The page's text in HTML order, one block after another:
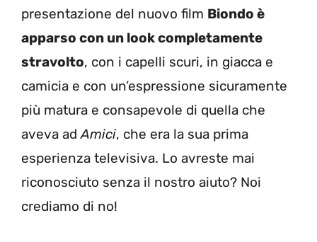
presentazione del nuovo film Biondo è
apparso con un look completamente
stravolto, con i capelli scuri, in giacca e
camicia e con un’espressione sicuramente
più matura e consapevole di quella che
aveva adAmici, che era la sua prima
esperienza televisiva. Lo avreste mai
riconosciuto senza il nostro aiuto? Noi
crediamo di no!